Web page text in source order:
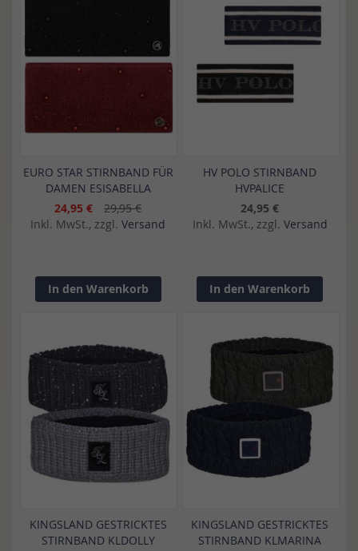
EURO STAR STIRNBAND FÜR
DAMEN ESISABELLA
24,95 €
29,95 €
Inkl. MwSt., zzgl. Versand
In den Warenkorb
HV POLO STIRNBAND
HVPALICE
24,95 €
Inkl. MwSt., zzgl. Versand
In den Warenkorb
KINGSLAND GESTRICKTES
STIRNBAND KLDOLLY
KINGSLAND GESTRICKTES
STIRNBAND KLMARINA